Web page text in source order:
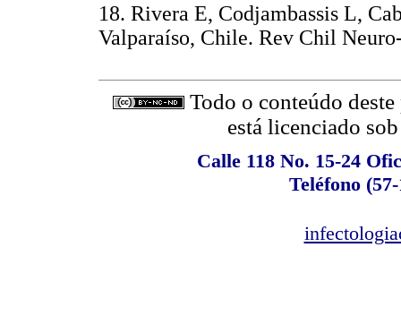
18. Rivera E, Codjambassis L,
Valparaíso, Chile. Rev Chil
Todo o conteúdo
está licenciado
Calle 118 No. 15-24
Teléfono